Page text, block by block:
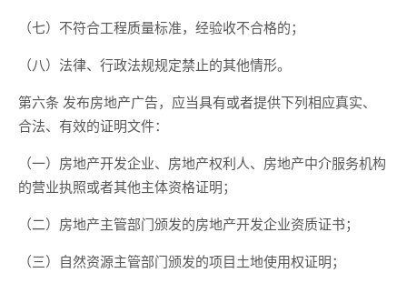
（七）不符合工程质量标准，经验收不合格的；
（八）法律、行政法规规定禁止的其他情形。
第六条 发布房地产广告，应当具有或者提供下列相应真实、
合法、有效的证明文件：
（一）房地产开发企业、房地产权利人、房地产中介服务机构
的营业执照或者其他主体资格证明；
（二）房地产主管部门颁发的房地产开发企业资质证书；
（三）自然资源主管部门颁发的项目土地使用权证明；